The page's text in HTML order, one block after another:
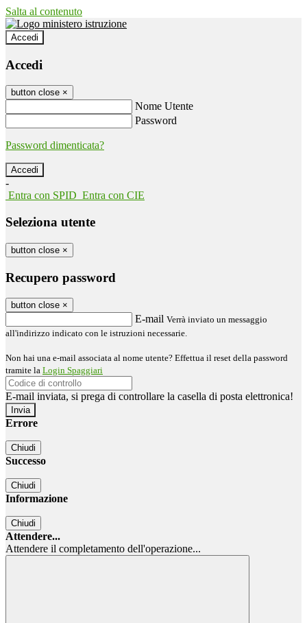
Salta al contenuto
Accedi
Accedi
button close ×
Nome Utente
Password
Password dimenticata?
-
Entra con SPID Entra con CIE
Seleziona utente
button close ×
Recupero password
button close ×
E-mail Verrà inviato un messaggio
all'indirizzo indicato con le istruzioni necessarie.
Non hai una e-mail associata al nome utente? Effettua il reset della password
tramite la Login Spaggiari
E-mail inviata, si prega di controllare la casella di posta elettronica!
Errore
Chiudi
Successo
Chiudi
Informazione
Chiudi
Attendere...
Attendere il completamento dell'operazione...